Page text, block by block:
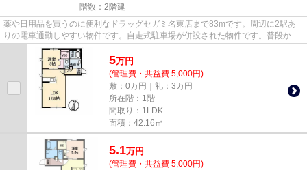
階数：2階建
薬や日用品を買うのに便利なドラッグセガミ名東店まで83mです。周辺に2駅あ
りの電車通勤しやすい物件です。自走式駐車場が併設された物件です。普段から
パソコンを使う方にオススメ物...
5万円
(管理費・共益費 5,000円)
敷：0万円｜礼：3万円
所在階：1階
間取り：1LDK
面積：42.16㎡
5.1万円
(管理費・共益費 5,000円)